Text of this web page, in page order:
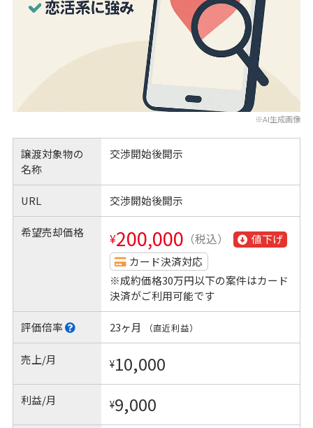
※AI生成画像
譲渡対象物の
名称
交渉開始後開示
URL 交渉開始後開示
希望売却価格 ¥200,000 （税込）
値下げ
カード決済対応
※成約価格30万円以下の案件はカード
決済がご利用可能です
評価倍率 23ヶ月 （直近利益）
売上/月 ¥10,000
利益/月 ¥9,000